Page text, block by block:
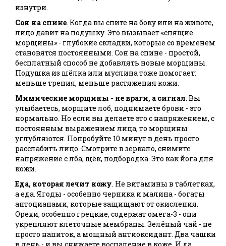
изнутри.
Сон на спине. Когда вы спите на боку или на животе,
лицо давит на подушку. Это вызывает «спящие
морщины» - глубокие складки, которые со временем
становятся постоянными. Сон на спине - простой,
бесплатный способ не добавлять новые морщины.
Подушка из шёлка или муслина тоже помогает:
меньше трения, меньше растяжения кожи.
Мимические морщины - не враги, а сигнал. Вы
улыбаетесь, морщите лоб, поднимаете брови - это
нормально. Но если вы делаете это с напряжением, с
постоянным выражением лица, то морщины
углубляются. Попробуйте 10 минут в день просто
расслабить лицо. Смотрите в зеркало, снимите
напряжение с лба, щёк, подбородка. Это как йога для
кожи.
Еда, которая лечит кожу. Не витамины в таблетках,
а еда. Ягоды - особенно черника и малина - богаты
антоцианами, которые защищают от окисления.
Орехи, особенно грецкие, содержат омега-3 - они
укрепляют клеточные мембраны. Зелёный чай - не
просто напиток, а мощный антиоксидант. Два чашки